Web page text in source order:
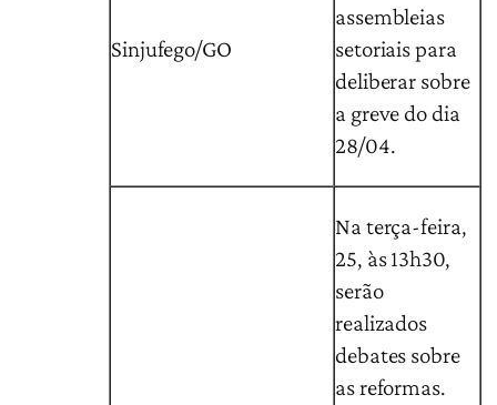
Sinjufego/GO
assembleias
setoriais para
deliberar sobre
a greve do dia
28/04.
Na terça-feira,
25, às 13h30,
serão
realizados
debates sobre
as reformas.